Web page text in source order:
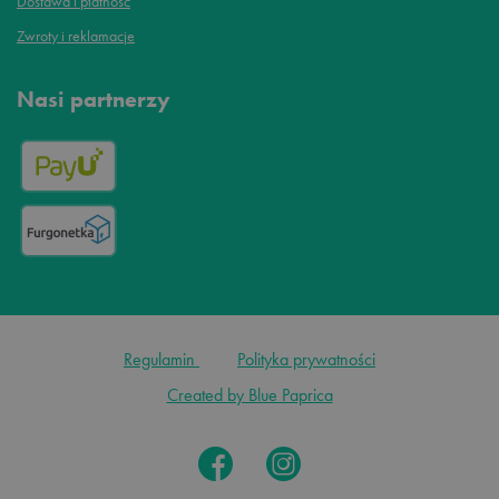
Zwroty i reklamacje
Nasi partnerzy
Regulamin
Polityka prywatności
Created by Blue Paprica